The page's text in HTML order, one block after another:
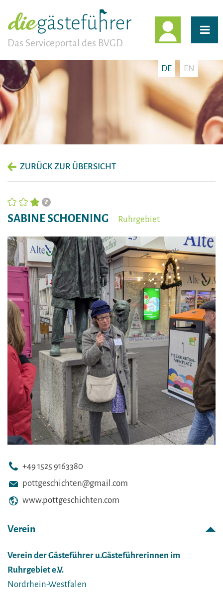
Das Serviceportal des BVGD
DE EN
ZURÜCK ZUR ÜBERSICHT
SABINE SCHOENING Ruhrgebiet
+49 1525 9163380
pottgeschichten@gmail.com
www.pottgeschichten.com
Verein
Verein der Gästeführer u.Gästeführerinnen im
Ruhrgebiet e.V.
Nordrhein-Westfalen